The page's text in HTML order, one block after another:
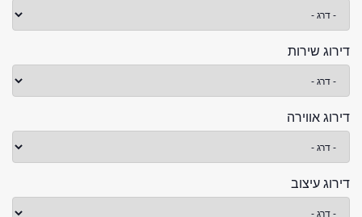
דירוג שירות
דירוג אווירה
דירוג עיצוב